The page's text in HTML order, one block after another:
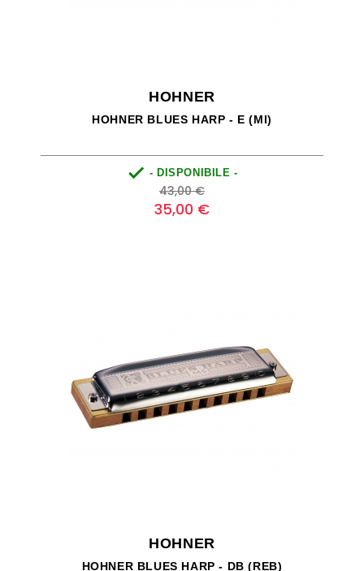
HOHNER
HOHNER BLUES HARP - E (MI)
 - DISPONIBILE -
Prezzo
base
43,00 €Prezzo
35,00 €
HOHNER
HOHNER BLUES HARP - DB (REB)